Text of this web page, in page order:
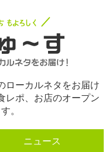
ローカルネタをお届け
レポ、お店のオープン
。
ニュース